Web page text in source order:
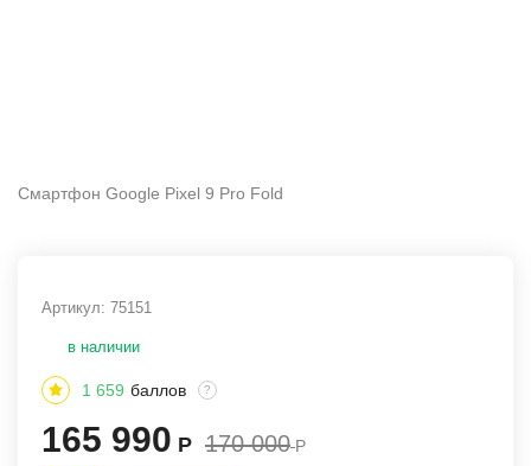
Смартфон Google Pixel 9 Pro Fold
Артикул: 75151
в наличии
1 659 баллов ?
165 990 Р 170 000 Р